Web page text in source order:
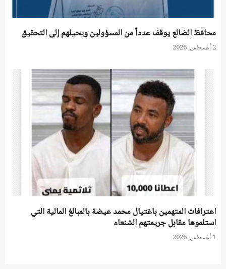
محافظ الضالع يوقف عدداً من المسؤولين ويحيلهم إلى التحقيق
2 أغسطس، 2026
اعترافات المتهمين باغتيال محمد عيضة بالمبالغ المالية التي
استلموها مقابل جريمتهم الشنعاء
1 أغسطس، 2026